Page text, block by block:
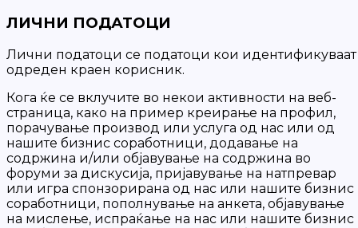
ЛИЧНИ ПОДАТОЦИ
Лични податоци се податоци кои идентификуваат
одреден краен корисник.
Кога ќе се вклучите во некои активности на веб-
страница, како на пример креирање на профил,
порачување производ или услуга од нас или од
нашите бизнис соработници, додавање на
содржина и/или објавување на содржина во
форуми за дискусија, пријавување на натпревар
или игра спонзорирана од нас или нашите бизнис
соработници, пополнување на анкета, објавување
на мислење, испраќање на нас или нашите бизнис